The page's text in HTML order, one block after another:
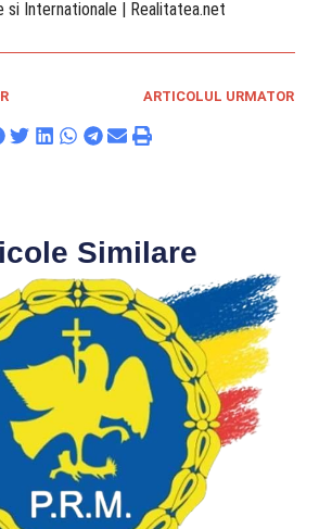
si Internationale | Realitatea.net
ARTICOLUL URMATOR
Similare